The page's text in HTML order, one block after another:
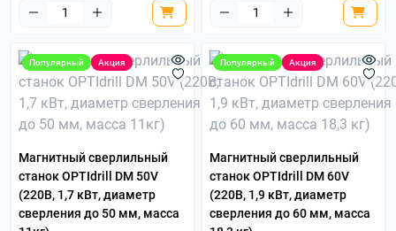
Популярный Акция
Магнитный сверлильный
станок OPTIdrill DM 50V
(220В, 1,7 кВт, диаметр
сверления до 50 мм, масса
Популярный Акция
Магнитный сверлильный
станок OPTIdrill DM 60V
(220В, 1,9 кВт, диаметр
сверления до 60 мм, масса